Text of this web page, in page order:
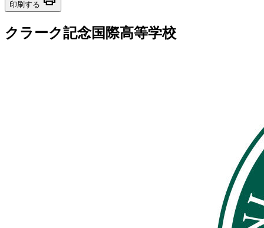
印刷する
クラーク記念国際高等学校